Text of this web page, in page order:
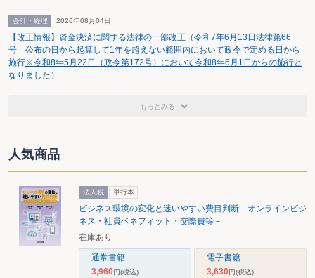
会計・経理 2026年08月04日
【改正情報】資金決済に関する法律の一部改正（令和7年6月13日法律第66
号 公布の日から起算して1年を超えない範囲内において政令で定める日から
施行※令和8年5月22日（政令第172号）において令和8年6月1日からの施行と
なりました ）
もっとみる
人気商品
法人税 単行本
ビジネス環境の変化と迷いやすい費目判断－オンラインビジ
ネス・社員ベネフィット・交際費等－
在庫あり
通常書籍
3,960円(税込)
電子書籍
3,630円(税込)